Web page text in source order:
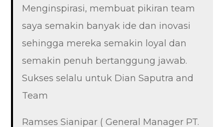
Menginspirasi, membuat pikiran team
saya semakin banyak ide dan inovasi
sehingga mereka semakin loyal dan
semakin penuh bertanggung jawab.
Sukses selalu untuk Dian Saputra and
Team
Ramses Sianipar ( General Manager PT.